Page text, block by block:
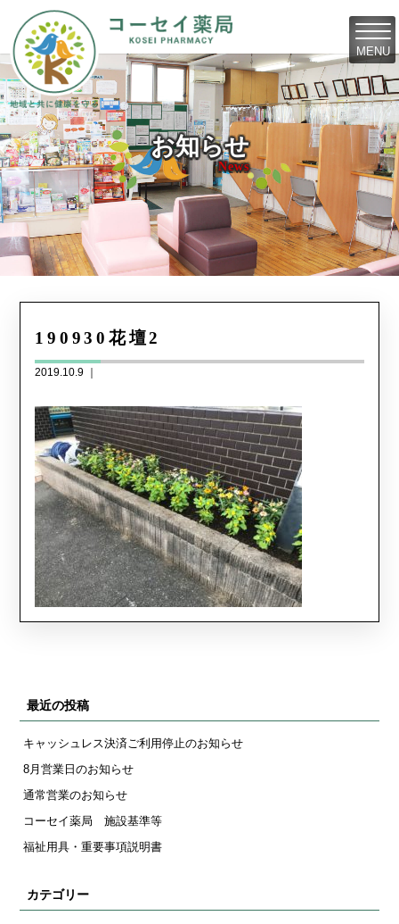
MENU
お知らせ
News
190930花壇2
2019.10.9 ｜
最近の投稿
キャッシュレス決済ご利用停止のお知らせ
8月営業日のお知らせ
通常営業のお知らせ
コーセイ薬局 施設基準等
福祉用具・重要事項説明書
カテゴリー